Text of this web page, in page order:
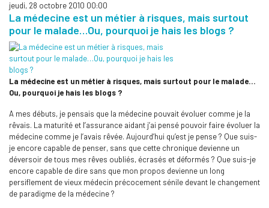
jeudi, 28 octobre 2010 00:00
La médecine est un métier à risques, mais surtout
pour le malade…Ou, pourquoi je hais les blogs ?
La médecine est un métier à risques, mais surtout pour le malade…
Ou, pourquoi je hais les blogs ?
A mes débuts, je pensais que la médecine pouvait évoluer comme je la
rêvais. La maturité et l’assurance aidant j’ai pensé pouvoir faire évoluer la
médecine comme je l’avais rêvée. Aujourd’hui qu’est je pense ? Que suis-
je encore capable de penser, sans que cette chronique devienne un
déversoir de tous mes rêves oubliés, écrasés et déformés ? Que suis-je
encore capable de dire sans que mon propos devienne un long
persiflement de vieux médecin précocement sénile devant le changement
de paradigme de la médecine ?